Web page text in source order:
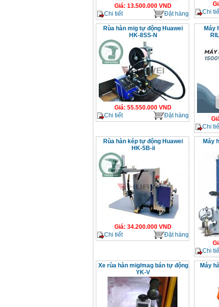
Giá: 13.500.000 VND
Chi tiết
Đặt hàng
Chi
Rùa hàn mig tự động Huawei
HK-8SS-N
Giá: 55.550.000 VND
Chi tiết
Đặt hàng
Máy
Chi
Rùa hàn kép tự động Huawei
HK-5B-ii
Giá: 34.200.000 VND
Chi tiết
Đặt hàng
Máy
Chi
Xe rùa hàn mig/mag bán tự động
YK-V
Máy